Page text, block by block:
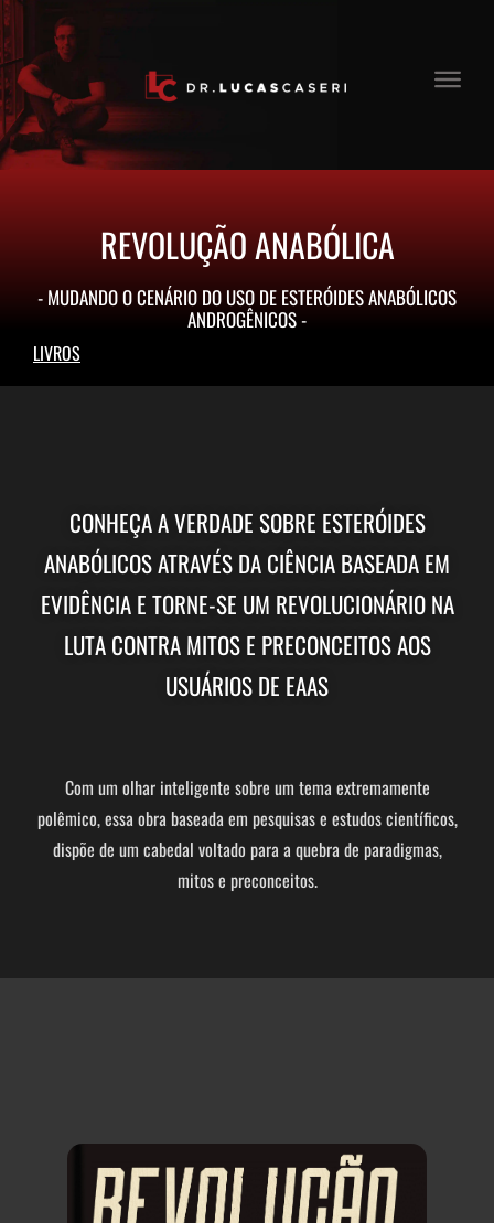
REVOLUÇÃO ANABÓLICA
- MUDANDO O CENÁRIO DO USO DE ESTERÓIDES ANABÓLICOS
ANDROGÊNICOS -
LIVROS
CONHEÇA A VERDADE SOBRE ESTERÓIDES
ANABÓLICOS ATRAVÉS DA CIÊNCIA BASEADA EM
EVIDÊNCIA E TORNE-SE UM REVOLUCIONÁRIO NA
LUTA CONTRA MITOS E PRECONCEITOS AOS
USUÁRIOS DE EAAS
Com um olhar inteligente sobre um tema extremamente
polêmico, essa obra baseada em pesquisas e estudos científicos,
dispõe de um cabedal voltado para a quebra de paradigmas,
mitos e preconceitos.